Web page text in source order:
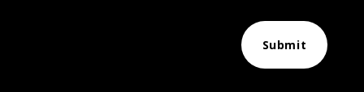
Submit